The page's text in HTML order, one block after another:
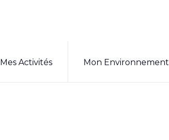
Mes Activités Mon Environnement